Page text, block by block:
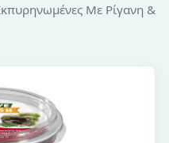
Με Ρίγανη &